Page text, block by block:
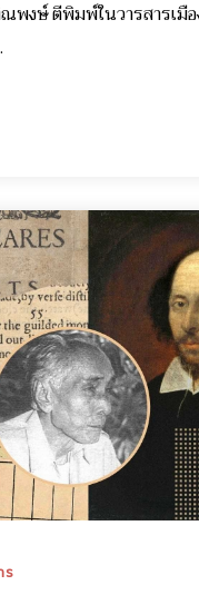
พงษ์ ตีพิมพ์ในวารสารเมื
ร